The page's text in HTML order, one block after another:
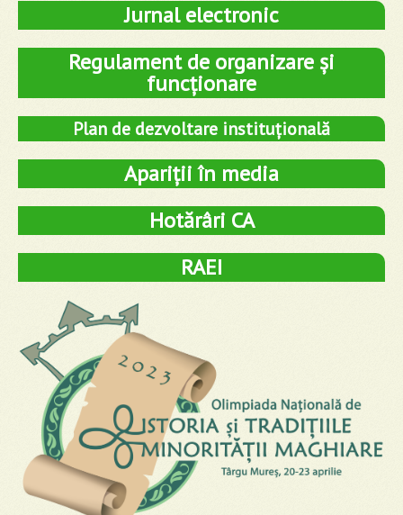
Jurnal electronic
Regulament de organizare și
funcționare
Plan de dezvoltare instituțională
Apariții în media
Hotărâri CA
RAEI